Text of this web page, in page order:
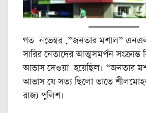
গত নভেম্বর ,”জনতার মশাল”
সারির নেতাদের আত্মসমর্পন
আভাস দেওয়া হয়েছিল। “জনতার
আভাস যে সত্য ছিলো তাতে
রাজ্য পুলিশ।